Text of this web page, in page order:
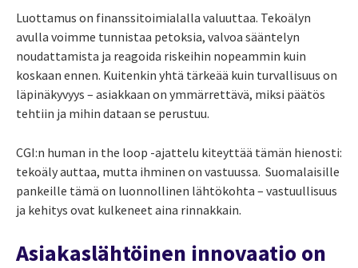
Luottamus on finanssitoimialalla valuuttaa. Tekoälyn
avulla voimme tunnistaa petoksia, valvoa sääntelyn
noudattamista ja reagoida riskeihin nopeammin kuin
koskaan ennen. Kuitenkin yhtä tärkeää kuin turvallisuus on
läpinäkyvyys – asiakkaan on ymmärrettävä, miksi päätös
tehtiin ja mihin dataan se perustuu.
CGI:n human in the loop -ajattelu kiteyttää tämän hienosti:
tekoäly auttaa, mutta ihminen on vastuussa. Suomalaisille
pankeille tämä on luonnollinen lähtökohta – vastuullisuus
ja kehitys ovat kulkeneet aina rinnakkain.
Asiakaslähtöinen innovaatio on